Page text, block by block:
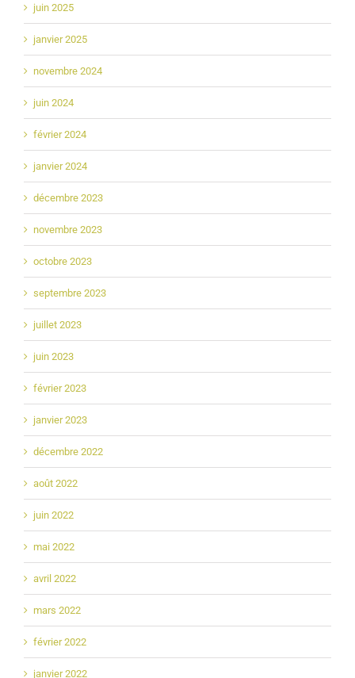
juin 2025
janvier 2025
novembre 2024
juin 2024
février 2024
janvier 2024
décembre 2023
novembre 2023
octobre 2023
septembre 2023
juillet 2023
juin 2023
février 2023
janvier 2023
décembre 2022
août 2022
juin 2022
mai 2022
avril 2022
mars 2022
février 2022
janvier 2022